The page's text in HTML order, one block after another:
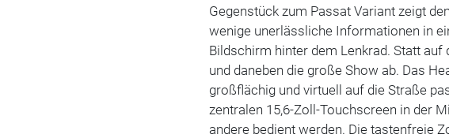
Gegenstück zum Passat Variant zeigt
wenige unerlässliche Informationen in
Bildschirm hinter dem Lenkrad. Statt
und daneben die große Show ab. Das
großflächig und virtuell auf die Straße
zentralen 15,6-Zoll-Touchscreen in der
andere bedient werden. Die tastenfreie